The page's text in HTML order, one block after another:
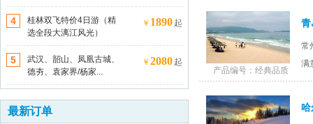
4
桂林双飞特价4日游（精
选全段大漓江风光）
￥ 1890 起
5
武汉、韶山、凤凰古城、
德夯、袁家界/杨家...
￥ 2080 起
最新订单
客户 189150*****预订了
(手机预订)南京中山陵、夫子庙、秦淮河游船1日
游
客户 187061***** 预订了
云南昆大丽双飞6日游尊贵之旅（全程五星+双温
泉酒店）
客户 157161*****预订了
【国庆节】东极青浜岛休闲3日游
产品编号：经典品质
青
常
满